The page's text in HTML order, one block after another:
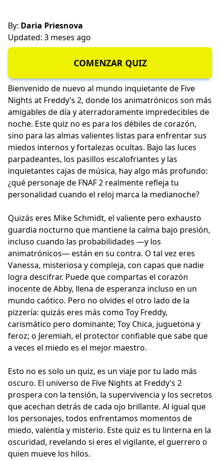
By: Daria Priesnova
Updated: 3 meses ago
COMENZAR QUIZ
Bienvenido de nuevo al mundo inquietante de Five
Nights at Freddy’s 2, donde los animatrónicos son más
amigables de día y aterradoramente impredecibles de
noche. Este quiz no es para los débiles de corazón,
sino para las almas valientes listas para enfrentar sus
miedos internos y fortalezas ocultas. Bajo las luces
parpadeantes, los pasillos escalofriantes y las
inquietantes cajas de música, hay algo más profundo:
¿qué personaje de FNAF 2 realmente refleja tu
personalidad cuando el reloj marca la medianoche?
Quizás eres Mike Schmidt, el valiente pero exhausto
guardia nocturno que mantiene la calma bajo presión,
incluso cuando las probabilidades —y los
animatrónicos— están en su contra. O tal vez eres
Vanessa, misteriosa y compleja, con capas que nadie
logra descifrar. Puede que compartas el corazón
inocente de Abby, llena de esperanza incluso en un
mundo caótico. Pero no olvides el otro lado de la
pizzería: quizás eres más como Toy Freddy,
carismático pero dominante; Toy Chica, juguetona y
feroz; o Jeremiah, el protector confiable que sabe que
a veces el miedo es el mejor maestro.
Esto no es solo un quiz, es un viaje por tu lado más
oscuro. El universo de Five Nights at Freddy’s 2
prospera con la tensión, la supervivencia y los secretos
que acechan detrás de cada ojo brillante. Al igual que
los personajes, todos enfrentamos momentos de
miedo, valentía y misterio. Este quiz es tu linterna en la
oscuridad, revelando si eres el vigilante, el guerrero o
quien mueve los hilos.